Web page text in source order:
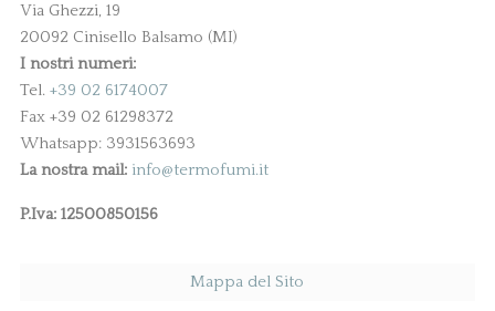
Via Ghezzi, 19
20092 Cinisello Balsamo (MI)
I nostri numeri:
Tel. +39 02 6174007
Fax +39 02 61298372
Whatsapp: 3931563693
La nostra mail: info@termofumi.it
P.Iva: 12500850156
Mappa del Sito